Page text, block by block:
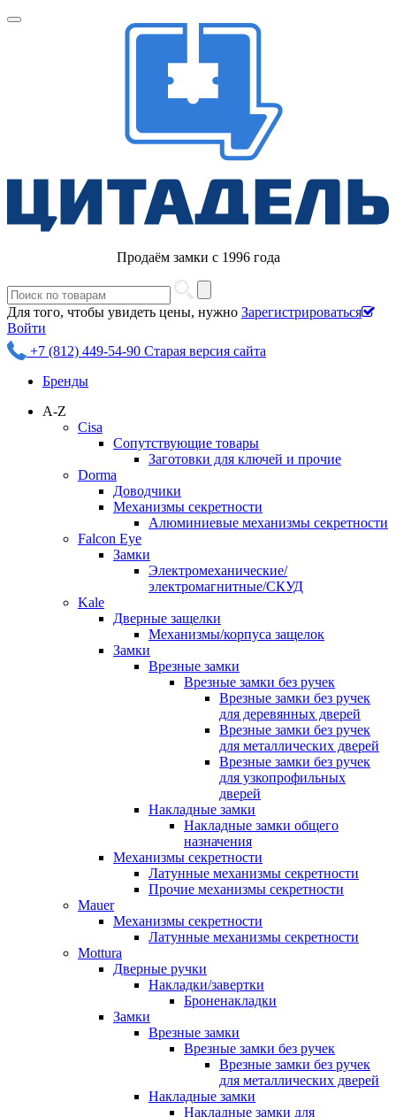
Продаём замки с 1996 года
Для того, чтобы увидеть цены, нужно Зарегистрироваться
Войти
+7 (812) 449-54-90 Старая версия сайта
Бренды
A-Z
Cisa
Сопутствующие товары
Заготовки для ключей и прочие
Dorma
Доводчики
Механизмы секретности
Алюминиевые механизмы секретности
Falcon Eye
Замки
Электромеханические/
электромагнитные/СКУД
Kale
Дверные защелки
Механизмы/корпуса защелок
Замки
Врезные замки
Врезные замки без ручек
Врезные замки без ручек
для деревянных дверей
Врезные замки без ручек
для металлических дверей
Врезные замки без ручек
для узкопрофильных
дверей
Накладные замки
Накладные замки общего
назначения
Механизмы секретности
Латунные механизмы секретности
Прочие механизмы секретности
Mauer
Механизмы секретности
Латунные механизмы секретности
Mottura
Дверные ручки
Накладки/завертки
Броненакладки
Замки
Врезные замки
Врезные замки без ручек
Врезные замки без ручек
для металлических дверей
Накладные замки
Накладные замки для